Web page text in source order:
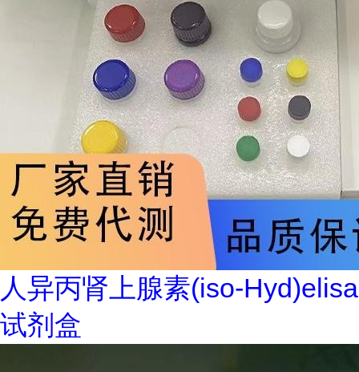
人异丙肾上腺素(iso-Hyd)elisa
试剂盒